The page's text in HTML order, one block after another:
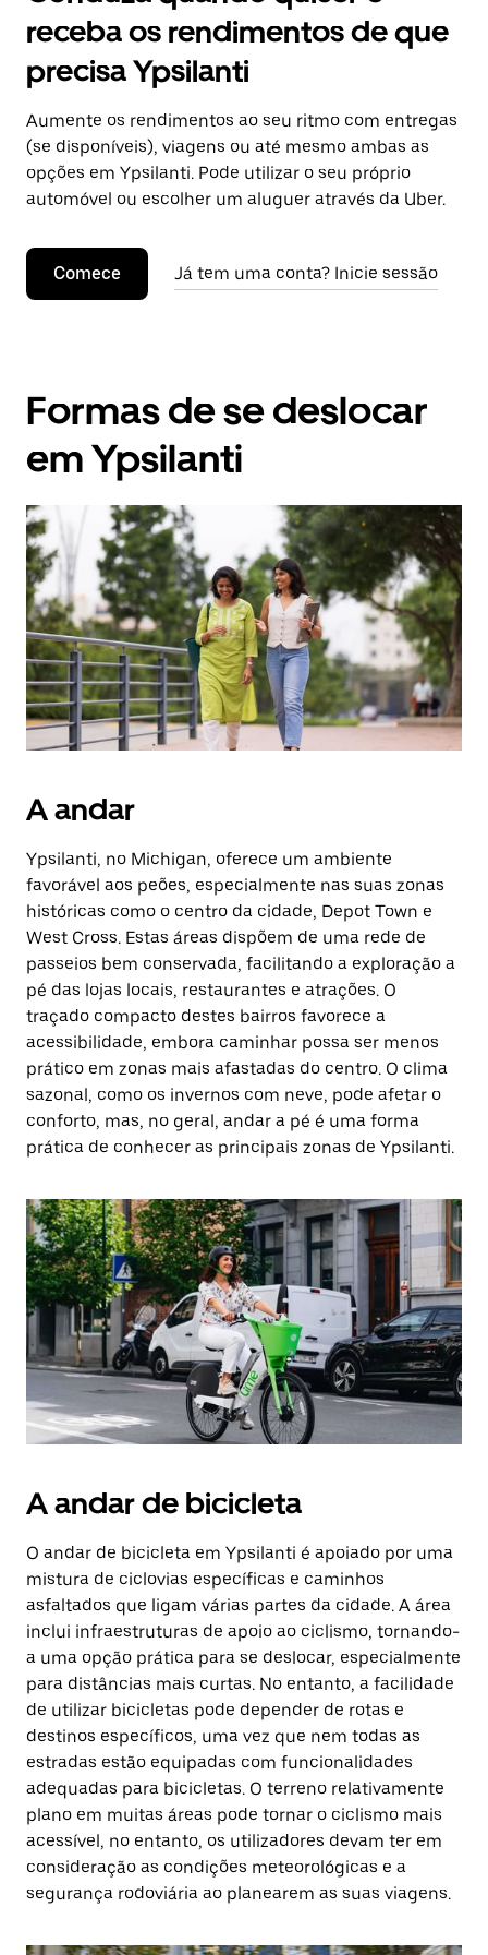
receba os rendimentos de que
precisa Ypsilanti
Aumente os rendimentos ao seu ritmo com entregas
(se disponíveis), viagens ou até mesmo ambas as
opções em Ypsilanti. Pode utilizar o seu próprio
automóvel ou escolher um aluguer através da Uber.
Comece Já tem uma conta? Inicie sessão
Formas de se deslocar
em Ypsilanti
A andar
Ypsilanti, no Michigan, oferece um ambiente
favorável aos peões, especialmente nas suas zonas
históricas como o centro da cidade, Depot Town e
West Cross. Estas áreas dispõem de uma rede de
passeios bem conservada, facilitando a exploração a
pé das lojas locais, restaurantes e atrações. O
traçado compacto destes bairros favorece a
acessibilidade, embora caminhar possa ser menos
prático em zonas mais afastadas do centro. O clima
sazonal, como os invernos com neve, pode afetar o
conforto, mas, no geral, andar a pé é uma forma
prática de conhecer as principais zonas de Ypsilanti.
A andar de bicicleta
O andar de bicicleta em Ypsilanti é apoiado por uma
mistura de ciclovias específicas e caminhos
asfaltados que ligam várias partes da cidade. A área
inclui infraestruturas de apoio ao ciclismo, tornando-
a uma opção prática para se deslocar, especialmente
para distâncias mais curtas. No entanto, a facilidade
de utilizar bicicletas pode depender de rotas e
destinos específicos, uma vez que nem todas as
estradas estão equipadas com funcionalidades
adequadas para bicicletas. O terreno relativamente
plano em muitas áreas pode tornar o ciclismo mais
acessível, no entanto, os utilizadores devam ter em
consideração as condições meteorológicas e a
segurança rodoviária ao planearem as suas viagens.